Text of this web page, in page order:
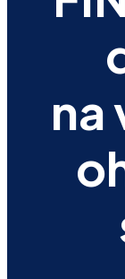
na